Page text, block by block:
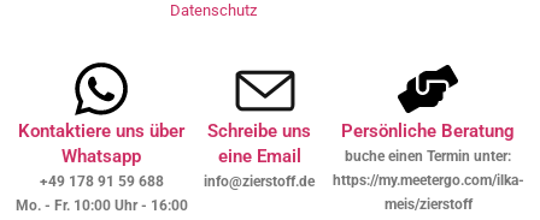
Datenschutz
Kontaktiere uns über
Whatsapp
+49 178 91 59 688
Mo. - Fr. 10:00 Uhr - 16:00
Schreibe uns
eine Email
info@zierstoff.de
Persönliche Beratung
buche einen Termin unter:
https://my.meetergo.com/ilka-
meis/zierstoff